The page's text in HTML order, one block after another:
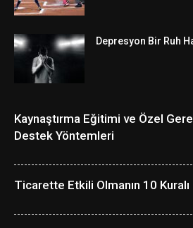
Depresyon Bir Ruh
Kaynaştırma Eğitimi ve Özel
Destek Yöntemleri
Ticarette Etkili Olmanın 10 Kuralı